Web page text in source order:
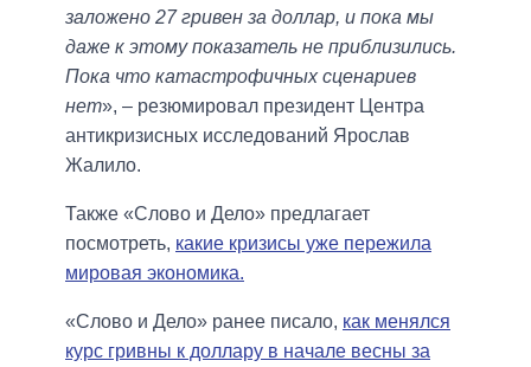
заложено 27 гривен за доллар, и пока мы
даже к этому показатель не приблизились.
Пока что катастрофичных сценариев
нет», – резюмировал президент Центра
антикризисных исследований Ярослав
Жалило.
Также «Слово и Дело» предлагает
посмотреть, какие кризисы уже пережила
мировая экономика.
«Слово и Дело» ранее писало, как менялся
курс гривны к доллару в начале весны за